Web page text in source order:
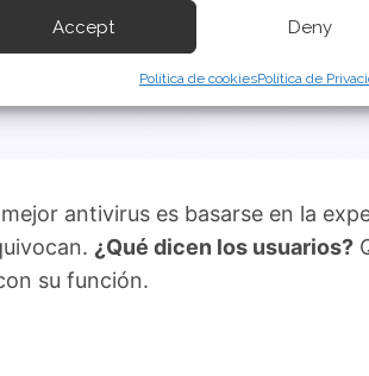
transmitida de forma automática.
la seguridad, evitar y detectar
Ofrecer y presentar publicidad y
Accept Deny
Política de cookiesPolítica de
antivirus, te
antivirus es basarse en la
¿Qué dicen los usuarios?
su función.